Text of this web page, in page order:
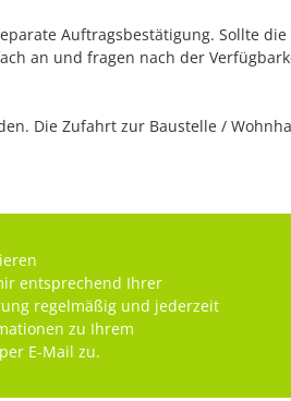
Auftragsbestätigung. Sollte
an und fragen nach der
Die Zufahrt zur Baustelle /
entsprechend Ihrer
regelmäßig und jederzeit
zu Ihrem
E-Mail zu.